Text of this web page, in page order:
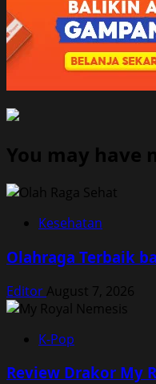
You may have
Kesehatan
Olahraga Terbaik
Editor August 7, 2026
K-Pop
Review Drakor My